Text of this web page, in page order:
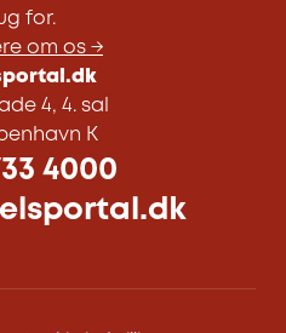
for.
om os →
4, 4. sal
K
4000